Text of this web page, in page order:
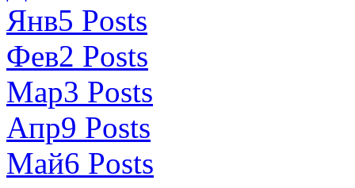
Янв5 Posts
Фев2 Posts
Мар3 Posts
Апр9 Posts
Май6 Posts